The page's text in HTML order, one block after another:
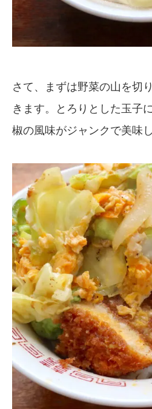
さて、まずは野菜の山を切
きます。とろりとした玉子
椒の風味がジャンクで美味